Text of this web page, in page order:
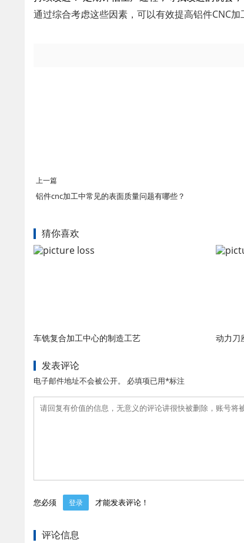
通过综合考虑这些因素，可以有效提高铝件CNC加
上一篇
铝件cnc加工中常见的表面质量问题有哪些？
猜你喜欢
车铣复合加工中心的制造工艺 动力刀
发表评论
电子邮件地址不会被公开。 必填项已用*标注
您必须 登录 才能发表评论！
评论信息